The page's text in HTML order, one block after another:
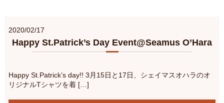
2020/02/17
Happy St.Patrick’s Day Event@Seamus O’Hara
Happy St.Patrick’s day!! 3月15日と17日、シェイマスオハラのオ
リジナルTシャツを着 […]